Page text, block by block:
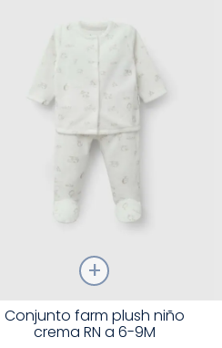
Elige una opción
Conjunto farm plush niño
crema RN a 6-9M